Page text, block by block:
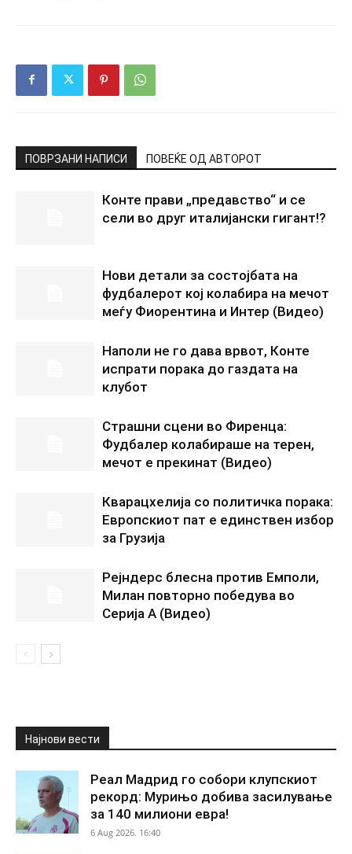
ПОВРЗАНИ НАПИСИ ПОВЕЌЕ ОД АВТОРОТ
Конте прави „предавство“ и се
сели во друг италијански гигант!?
Нови детали за состојбата на
фудбалерот кој колабира на мечот
меѓу Фиорентина и Интер (Видео)
Наполи не го дава врвот, Конте
испрати порака до газдата на
клубот
Страшни сцени во Фиренца:
Фудбалер колабираше на терен,
мечот е прекинат (Видео)
Кварацхелија со политичка порака:
Европскиот пат е единствен избор
за Грузија
Рејндерс блесна против Емполи,
Милан повторно победува во
Серија А (Видео)
Најнови вести
Реал Мадрид го собори клупскиот
рекорд: Мурињо добива засилување
за 140 милиони евра!
6 Aug 2026. 16:40